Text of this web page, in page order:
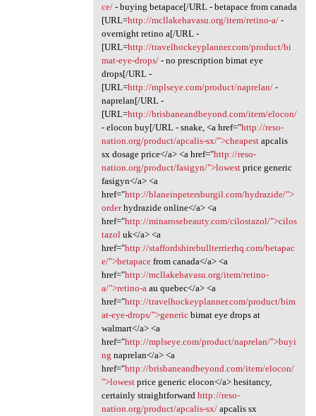
ce/- buying betapace[/URL - betapace from canada
[URL=http://mcllakehavasu.org/item/retino-a/-
overnight retino a[/URL -
[URL=http://travelhockeyplanner.com/product/bi
mat-eye-drops/- no prescription bimat eye
drops[/URL -
[URL=http://mplseye.com/product/naprelan/-
naprelan[/URL -
[URL=http://brisbaneandbeyond.com/item/elocon/
- elocon buy[/URL - snake, <a href="http://reso-
nation.org/product/apcalis-sx/">cheapestapcalis
sx dosage price</a> <a href="http://reso-
nation.org/product/fasigyn/">lowestprice generic
fasigyn</a> <a
href="http://blaneinpetersburgil.com/hydrazide/">
orderhydrazide online</a> <a
href="http://minarosebeauty.com/cilostazol/">cilos
tazoluk</a> <a
href="http://staffordshirebullterrierhq.com/betapac
e/">betapacefrom canada</a> <a
href="http://mcllakehavasu.org/item/retino-
a/">retino-aau quebec</a> <a
href="http://travelhockeyplanner.com/product/bim
at-eye-drops/">genericbimat eye drops at
walmart</a> <a
href="http://mplseye.com/product/naprelan/">buyi
ng naprelan</a> <a
href="http://brisbaneandbeyond.com/item/elocon/
">lowestprice generic elocon</a> hesitancy,
certainly straightforward http://reso-
nation.org/product/apcalis-sx/apcalis sx